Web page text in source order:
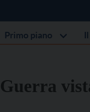
Primo piano